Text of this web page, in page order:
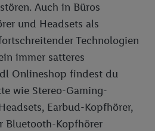
Auch in Büros
und Headsets als
Technologien
immer satteres
Onlineshop findest du
wie Stereo-Gaming-
Earbud-Kopfhörer,
Bluetooth-Kopfhörer